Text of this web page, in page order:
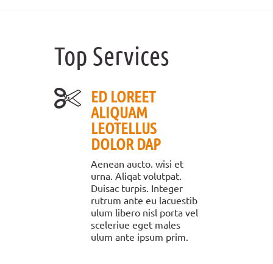
Top Services
ED LOREET
ALIQUAM
LEOTELLUS
DOLOR DAP
Aenean aucto. wisi et
urna. Aliqat volutpat.
Duisac turpis. Integer
rutrum ante eu lacuestib
ulum libero nisl porta vel
sceleriue eget males
ulum ante ipsum prim.